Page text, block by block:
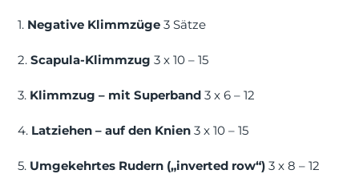
1. Negative Klimmzüge 3 Sätze
2.Scapula-Klimmzug 3 x 10 – 15
3. Klimmzug – mit Superband 3 x 6 – 12
4. Latziehen – auf den Knien 3 x 10 – 15
5. Umgekehrtes Rudern („inverted row“) 3 x 8 – 12